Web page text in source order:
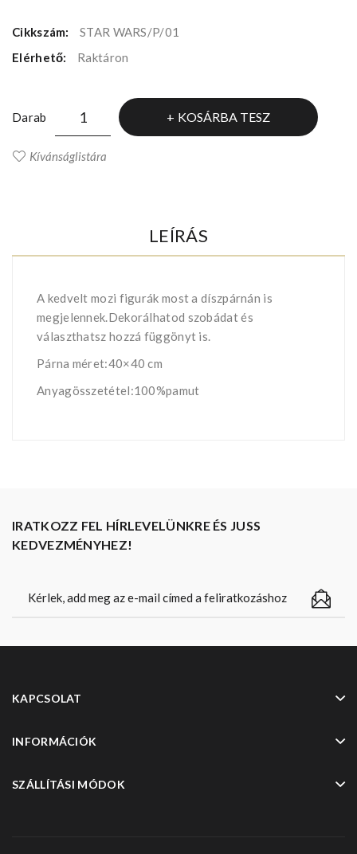
Cikkszám:
STAR WARS/P/01
Elérhető:
Raktáron
Darab KOSÁRBA TESZ
Kívánságlistára
LEÍRÁS
A kedvelt mozi figurák most a díszpárnán is
megjelennek.Dekorálhatod szobádat és
választhatsz hozzá függönyt is.
Párna méret:40×40 cm
Anyagösszetétel:100%pamut
IRATKOZZ FEL HÍRLEVELÜNKRE ÉS JUSS
KEDVEZMÉNYHEZ!
KAPCSOLAT
INFORMÁCIÓK
SZÁLLÍTÁSI MÓDOK